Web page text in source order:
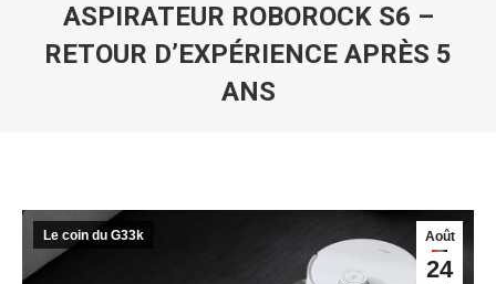
ASPIRATEUR ROBOROCK S6 –
RETOUR D’EXPÉRIENCE APRÈS 5
ANS
Août
24
Le coin du G33k